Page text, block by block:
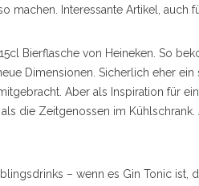
machen. Interessante Artikel, auch
Bierflasche von Heineken. So
Dimensionen. Sicherlich eher
Aber als Inspiration für
die Zeitgenossen im Kühlschrank.
– wenn es Gin Tonic ist,